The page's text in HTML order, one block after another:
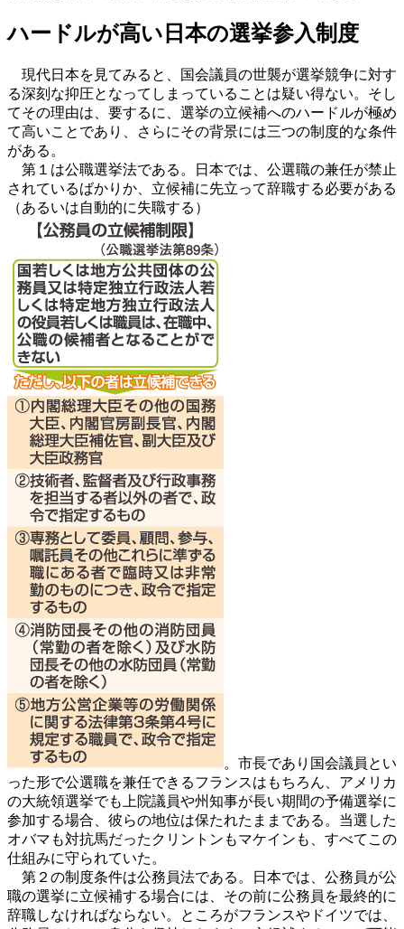
ハードルが高い日本の選挙参入制度
現代日本を見てみると、国会議員の世襲が選挙競争に対す
る深刻な抑圧となってしまっていることは疑い得ない。そし
てその理由は、要するに、選挙の立候補へのハードルが極め
て高いことであり、さらにその背景には三つの制度的な条件
がある。
第１は公職選挙法である。日本では、公選職の兼任が禁止
されているばかりか、立候補に先立って辞職する必要がある
（あるいは自動的に失職する）
。市長であり国会議員とい
った形で公選職を兼任できるフランスはもちろん、アメリカ
の大統領選挙でも上院議員や州知事が長い期間の予備選挙に
参加する場合、彼らの地位は保たれたままである。当選した
オバマも対抗馬だったクリントンもマケインも、すべてこの
仕組みに守られていた。
第２の制度条件は公務員法である。日本では、公務員が公
職の選挙に立候補する場合には、その前に公務員を最終的に
辞職しなければならない。ところがフランスやドイツでは、